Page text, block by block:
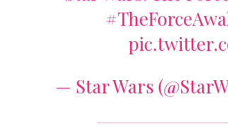
— Star Wars